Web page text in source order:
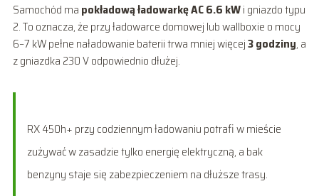
Samochód ma pokładową ładowarkę AC 6.6 kWi gniazdo typu
2. To oznacza, że przy ładowarce domowej lub wallboxie o mocy
6–7 kW pełne naładowanie baterii trwa mniej więcej3 godziny, a
z gniazdka 230 V odpowiednio dłużej.
RX 450h+ przy codziennym ładowaniu potrafi w mieście
zużywać w zasadzie tylko energię elektryczną, a bak
benzyny staje się zabezpieczeniem na dłuższe trasy.